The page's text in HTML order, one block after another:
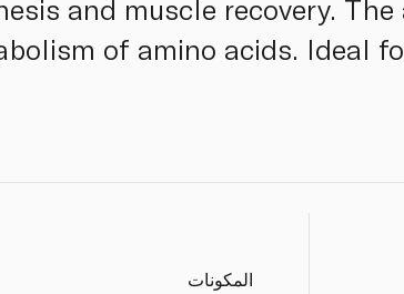
and muscle recovery.
of amino acids. Ideal
المكونات